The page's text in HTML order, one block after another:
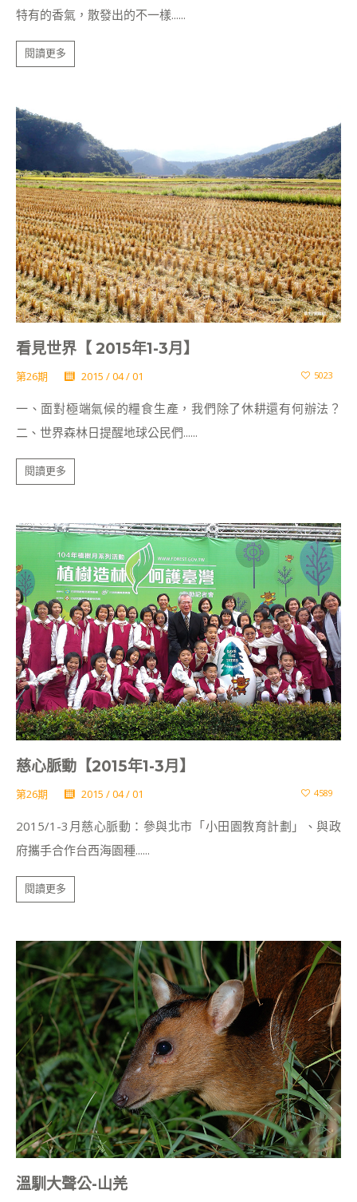
特有的香氣，散發出的不一樣......
閱讀更多
看見世界【 2015年1-3月】
第26期 2015 / 04 / 01 5023
一、面對極端氣候的糧食生產，我們除了休耕還有何辦法？
二、世界森林日提醒地球公民們......
閱讀更多
慈心脈動【2015年1-3月】
第26期 2015 / 04 / 01 4589
2015/1-3月慈心脈動：參與北市「小田園教育計劃」、與政
府攜手合作台西海園種......
閱讀更多
溫馴大聲公-山羌